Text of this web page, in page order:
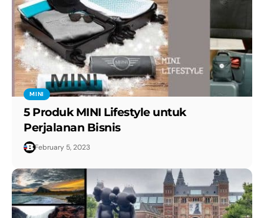
MINI
5 Produk MINI Lifestyle untuk
Perjalanan Bisnis
February 5, 2023